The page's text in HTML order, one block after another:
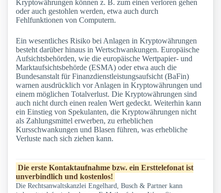
Kryptowährungen können z. B. zum einen verloren gehen
oder auch gestohlen werden, etwa auch durch
Fehlfunktionen von Computern.
Ein wesentliches Risiko bei Anlagen in Kryptowährungen
besteht darüber hinaus in Wertschwankungen. Europäische
Aufsichtsbehörden, wie die europäische Wertpapier- und
Marktaufsichtsbehörde (ESMA) oder etwa auch die
Bundesanstalt für Finanzdienstleistungsaufsicht (BaFin)
warnen ausdrücklich vor Anlagen in Kryptowährungen und
einem möglichen Totalverlust. Die Kryptowährungen sind
auch nicht durch einen realen Wert gedeckt. Weiterhin kann
ein Einstieg von Spekulanten, die Kryptowährungen nicht
als Zahlungsmittel erwerben, zu erheblichen
Kursschwankungen und Blasen führen, was erhebliche
Verluste nach sich ziehen kann.
Die erste Kontaktaufnahme bzw. ein Ersttelefonat ist
unverbindlich und kostenlos!
Die Rechtsanwaltskanzlei Engelhard, Busch & Partner kann